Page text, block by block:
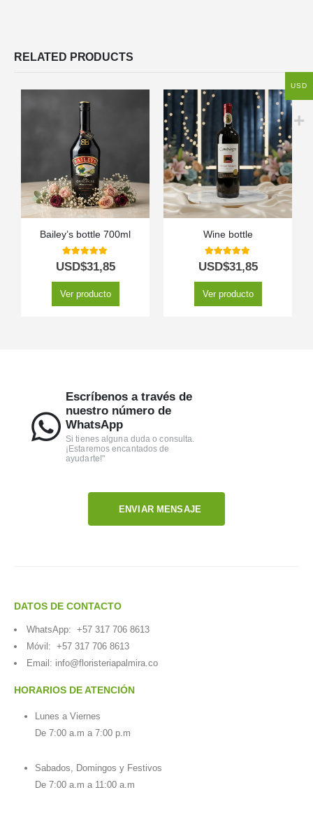
RELATED PRODUCTS
Bailey’s bottle 700ml
5.00out of 5
USD$31,85
Ver producto
Wine bottle
5.00out of 5
USD$31,85
Ver producto
Escríbenos a través de
nuestro número de
WhatsApp
Si tienes alguna duda o consulta.
¡Estaremos encantados de
ayudarte!"
ENVIAR MENSAJE
DATOS DE CONTACTO
WhatsApp: +57 317 706 8613
Móvil: +57 317 706 8613
Email: info@floristeriapalmira.co
HORARIOS DE ATENCIÓN
Lunes a Viernes
De 7:00 a.m a 7:00 p.m
Sabados, Domingos y Festivos
De 7:00 a.m a 11:00 a.m
USD